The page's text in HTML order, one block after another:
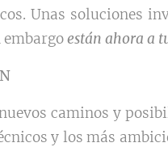
Unas soluciones
embargoestánahora a
caminos y
y los más